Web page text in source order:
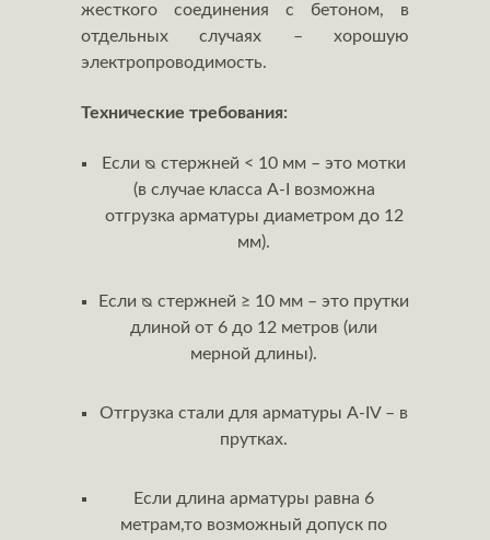
жесткого соединения с бетоном, в
отдельных случаях – хорошую
электропроводимость.
Технические требования:
Если ᴓ стержней < 10 мм – это мотки
(в случае класса А-I возможна
отгрузка арматуры диаметром до 12
мм).
Если ᴓ стержней ≥ 10 мм – это прутки
длиной от 6 до 12 метров (или
мерной длины).
Отгрузка стали для арматуры А-IV – в
прутках.
Если длина арматуры равна 6
метрам,то возможный допуск по